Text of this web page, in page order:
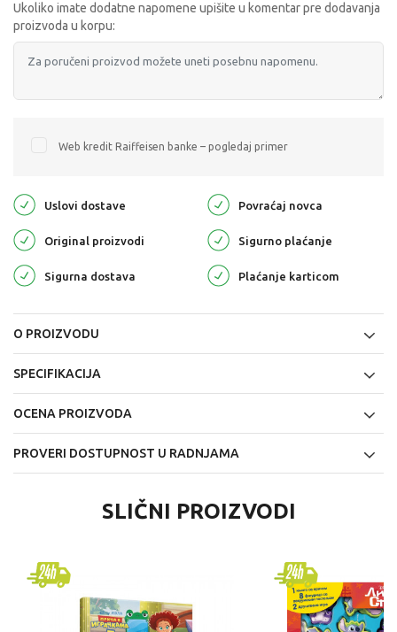
Ukoliko imate dodatne napomene upišite u komentar pre dodavanja
proizvoda u korpu:
Web kredit Raiffeisen banke – pogledaj primer
Uslovi dostave Povraćaj novca
Original proizvodi Sigurno plaćanje
Sigurna dostava Plaćanje karticom
O PROIZVODU
SPECIFIKACIJA
OCENA PROIZVODA
PROVERI DOSTUPNOST U RADNJAMA
SLIČNI PROIZVODI